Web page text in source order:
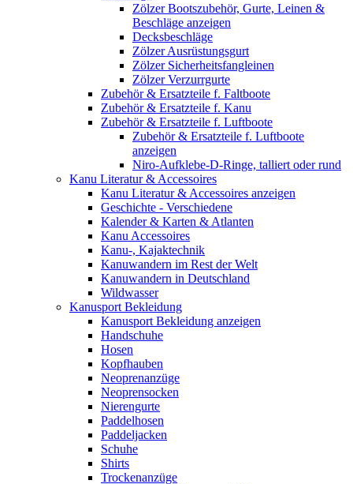
Zölzer Bootszubehör, Gurte, Leinen &
Beschläge anzeigen
Decksbeschläge
Zölzer Ausrüstungsgurt
Zölzer Sicherheitsfangleinen
Zölzer Verzurrgurte
Zubehör & Ersatzteile f. Faltboote
Zubehör & Ersatzteile f. Kanu
Zubehör & Ersatzteile f. Luftboote
Zubehör & Ersatzteile f. Luftboote
anzeigen
Niro-Aufklebe-D-Ringe, talliert oder rund
Kanu Literatur & Accessoires
Kanu Literatur & Accessoires anzeigen
Geschichte - Verschiedene
Kalender & Karten & Atlanten
Kanu Accessoires
Kanu-, Kajaktechnik
Kanuwandern im Rest der Welt
Kanuwandern in Deutschland
Wildwasser
Kanusport Bekleidung
Kanusport Bekleidung anzeigen
Handschuhe
Hosen
Kopfhauben
Neoprenanzüge
Neoprensocken
Nierengurte
Paddelhosen
Paddeljacken
Schuhe
Shirts
Trockenanzüge